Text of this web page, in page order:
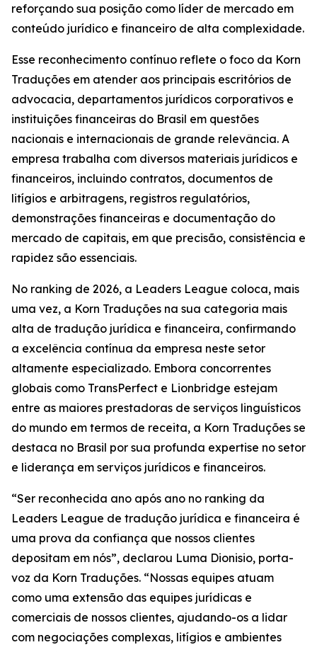
reforçando sua posição como líder de mercado em
conteúdo jurídico e financeiro de alta complexidade.
Esse reconhecimento contínuo reflete o foco da Korn
Traduções em atender aos principais escritórios de
advocacia, departamentos jurídicos corporativos e
instituições financeiras do Brasil em questões
nacionais e internacionais de grande relevância. A
empresa trabalha com diversos materiais jurídicos e
financeiros, incluindo contratos, documentos de
litígios e arbitragens, registros regulatórios,
demonstrações financeiras e documentação do
mercado de capitais, em que precisão, consistência e
rapidez são essenciais.
No ranking de 2026, a Leaders League coloca, mais
uma vez, a Korn Traduções na sua categoria mais
alta de tradução jurídica e financeira, confirmando
a excelência contínua da empresa neste setor
altamente especializado. Embora concorrentes
globais como TransPerfect e Lionbridge estejam
entre as maiores prestadoras de serviços linguísticos
do mundo em termos de receita, a Korn Traduções se
destaca no Brasil por sua profunda expertise no setor
e liderança em serviços jurídicos e financeiros.
“Ser reconhecida ano após ano no ranking da
Leaders League de tradução jurídica e financeira é
uma prova da confiança que nossos clientes
depositam em nós”, declarou Luma Dionisio, porta-
voz da Korn Traduções. “Nossas equipes atuam
como uma extensão das equipes jurídicas e
comerciais de nossos clientes, ajudando-os a lidar
com negociações complexas, litígios e ambientes